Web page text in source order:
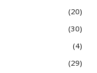
20
30
4
29